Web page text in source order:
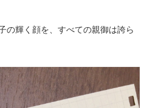
の輝く顔を、すべての親御は誇ら